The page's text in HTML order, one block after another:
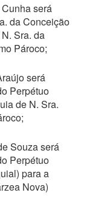
será
da Conceição
Sra. da
Pároco;
será
Perpétuo
de N. Sra.
Souza será
Perpétuo
para a
Nova)